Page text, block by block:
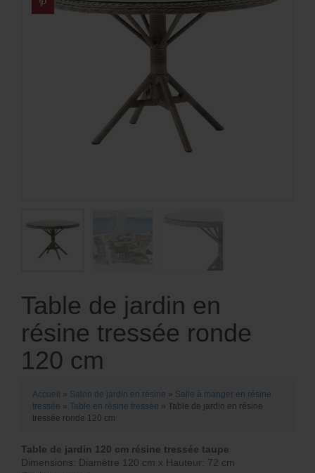
Table de jardin en
résine tressée ronde
120 cm
Accueil » Salon de jardin en résine » Salle à manger en résine
tressée » Table en résine tressée » Table de jardin en résine
tressée ronde 120 cm
Table de jardin 120 cm résine tressée taupe
Dimensions: Diamètre 120 cm x Hauteur: 72 cm